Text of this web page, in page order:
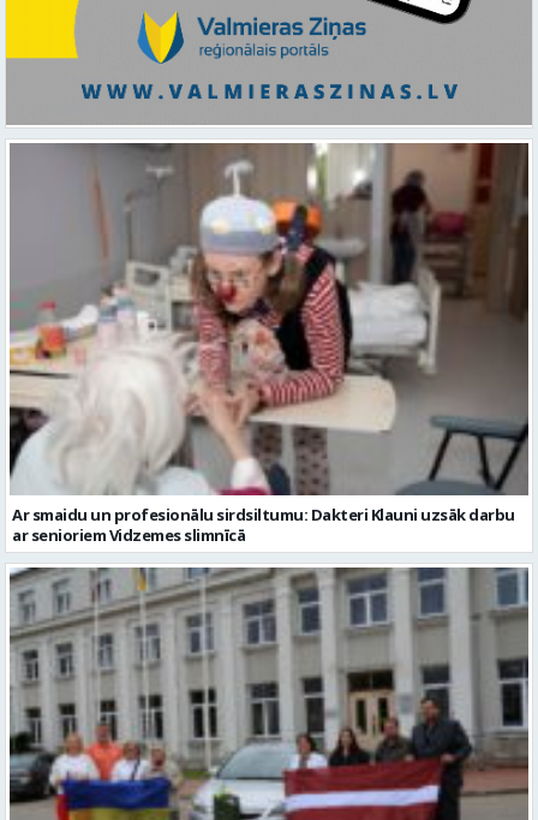
Ar smaidu un profesionālu sirdsiltumu: Dakteri Klauni uzsāk darbu
ar senioriem Vidzemes slimnīcā